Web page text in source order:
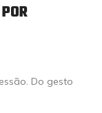
Do gesto